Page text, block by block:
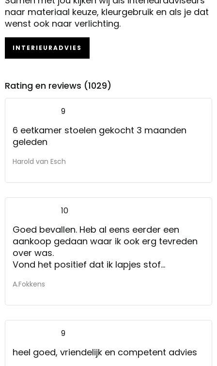
naar materiaal keuze, kleurgebruik en als je dat
wenst ook naar verlichting.
INTERIEURADVIES
Rating en reviews (1029)
9
6 eetkamer stoelen gekocht 3 maanden
geleden
Harold van Esch
10
Goed bevallen. Heb al eens eerder een
aankoop gedaan waar ik ook erg tevreden
over was.
Vond het positief dat ik lapjes stof
het beste bij de rest paste.
A.Fokkens
9
heel goed, vriendelijk en competent advies